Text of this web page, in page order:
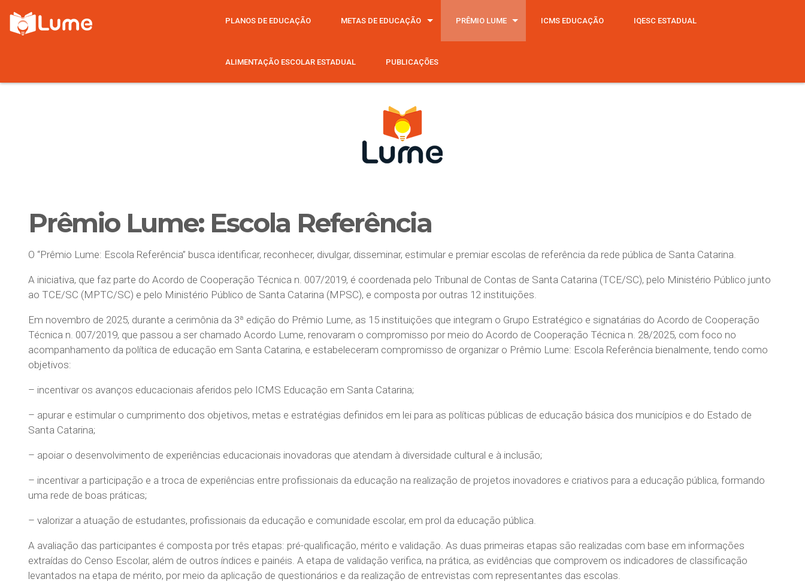
PLANOS DE EDUCAÇÃO METAS DE EDUCAÇÃO PRÊMIO LUME ICMS EDUCAÇÃO IQESC ESTADUAL
ALIMENTAÇÃO ESCOLAR ESTADUAL PUBLICAÇÕES
Prêmio Lume: Escola Referência
O “Prêmio Lume: Escola Referência” busca identificar, reconhecer, divulgar, disseminar, estimular e premiar escolas de referência da rede pública de Santa Catarina.
A iniciativa, que faz parte do Acordo de Cooperação Técnica n. 007/2019, é coordenada pelo Tribunal de Contas de Santa Catarina (TCE/SC), pelo Ministério Público junto
ao TCE/SC (MPTC/SC) e pelo Ministério Público de Santa Catarina (MPSC), e composta por outras 12 instituições.
Em novembro de 2025, durante a cerimônia da 3ª edição do Prêmio Lume, as 15 instituições que integram o Grupo Estratégico e signatárias do Acordo de Cooperação
Técnica n. 007/2019, que passou a ser chamado Acordo Lume, renovaram o compromisso por meio do Acordo de Cooperação Técnica n. 28/2025, com foco no
acompanhamento da política de educação em Santa Catarina, e estabeleceram compromisso de organizar o Prêmio Lume: Escola Referência bienalmente, tendo como
objetivos:
– incentivar os avanços educacionais aferidos pelo ICMS Educação em Santa Catarina;
– apurar e estimular o cumprimento dos objetivos, metas e estratégias definidos em lei para as políticas públicas de educação básica dos municípios e do Estado de
Santa Catarina;
– apoiar o desenvolvimento de experiências educacionais inovadoras que atendam à diversidade cultural e à inclusão;
– incentivar a participação e a troca de experiências entre profissionais da educação na realização de projetos inovadores e criativos para a educação pública, formando
uma rede de boas práticas;
– valorizar a atuação de estudantes, profissionais da educação e comunidade escolar, em prol da educação pública.
A avaliação das participantes é composta por três etapas: pré-qualificação, mérito e validação. As duas primeiras etapas são realizadas com base em informações
extraídas do Censo Escolar, além de outros índices e painéis. A etapa de validação verifica, na prática, as evidências que comprovem os indicadores de classificação
levantados na etapa de mérito, por meio da aplicação de questionários e da realização de entrevistas com representantes das escolas.